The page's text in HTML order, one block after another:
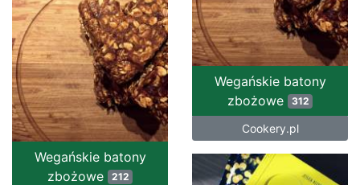
Wegańskie batony
zbożowe
312
Cookery.pl
Wegańskie batony
zbożowe
212